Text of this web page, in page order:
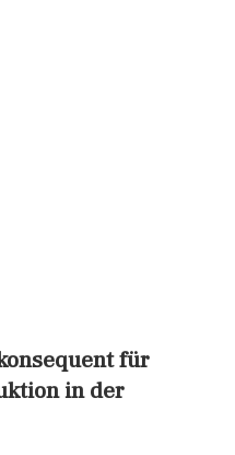
für Ihren
für
in der
– in